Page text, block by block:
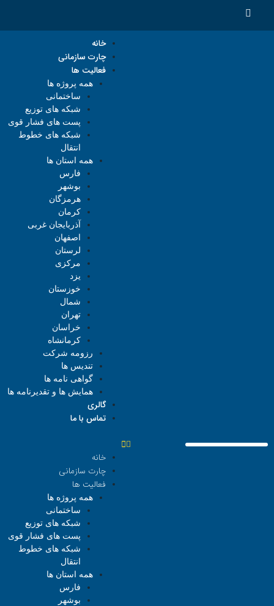
خانه
چارت سازمانی
فعالیت ها
همه پروژه ها
ساختمانی
شبکه های توزیع
پست های فشار قوی
شبکه های خطوط
انتقال
همه استان ها
فارس
بوشهر
هرمزگان
کرمان
آذربایجان غربی
اصفهان
لرستان
مرکزی
یزد
خوزستان
شمال
تهران
خراسان
کرمانشاه
رزومه شرکت
تندیس ها
گواهی نامه ها
همایش ها و تقدیرنامه ها
گالری
تماس با ما
خانه
چارت سازمانی
فعالیت ها
همه پروژه ها
ساختمانی
شبکه های توزیع
پست های فشار قوی
شبکه های خطوط
انتقال
همه استان ها
فارس
بوشهر